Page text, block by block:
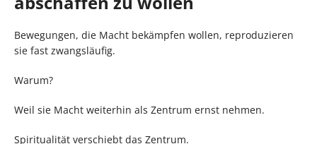
Bewegungen, die Macht bekämpfen wollen, reproduzieren
sie fast zwangsläufig.
Warum?
Weil sie Macht weiterhin als Zentrum ernst nehmen.
Spiritualität verschiebt das Zentrum.